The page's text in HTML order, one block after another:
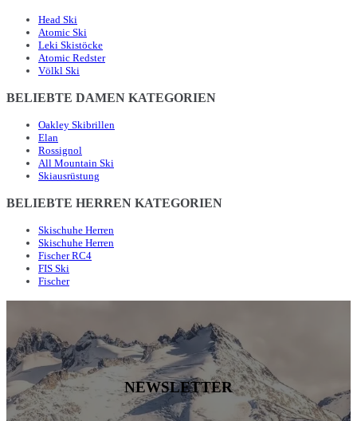
Head Ski
Atomic Ski
Leki Skistöcke
Atomic Redster
Völkl Ski
BELIEBTE DAMEN KATEGORIEN
Oakley Skibrillen
Elan
Rossignol
All Mountain Ski
Skiausrüstung
BELIEBTE HERREN KATEGORIEN
Skischuhe Herren
Skischuhe Herren
Fischer RC4
FIS Ski
Fischer
NEWSLETTER